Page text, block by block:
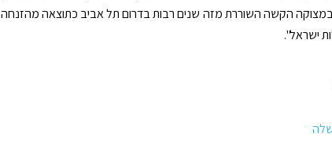
הקשה השוררת מזה שנים רבות בדרום תל אביב כתוצאה מהזנחה
ישראל".